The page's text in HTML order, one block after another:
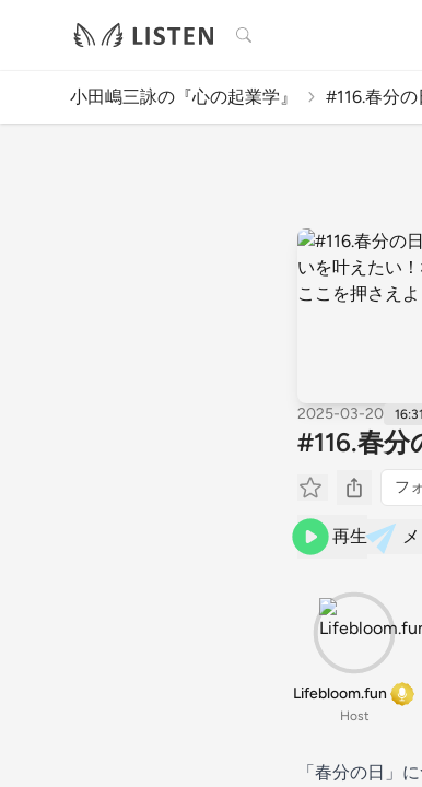
検索
小田嶋三詠の『心の起業学』 #116.春分
2025-03-20 16:31
#116.春
フ
再生
Lifebloom.fun
Host
「春分の日」